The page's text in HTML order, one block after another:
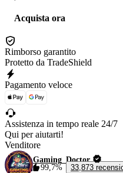
Acquista ora
Rimborso garantito
Protetto da TradeShield
Pagamento veloce
Assistenza in tempo reale 24/7
Qui per aiutarti!
Venditore
Gaming_Doctor
99,7%
33,873